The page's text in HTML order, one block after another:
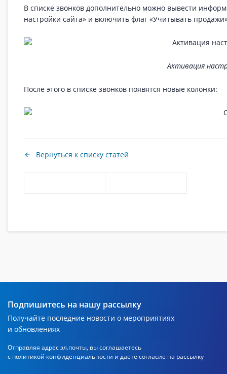
В списке звонков дополнительно можно вывести
настройки сайта» и включить флаг «Учитывать
Активация
После этого в списке звонков появятся новые колонки:
Вернуться к списку статей
Подпишитесь на нашу рассылку
Получайте последние новости о мероприятиях
и обновлениях
Отправляя адрес эл.почты, вы соглашаетесь
с политикой конфиденциальности и даете согласие на рассылку